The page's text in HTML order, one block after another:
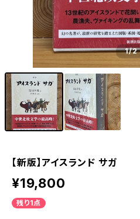
1/2
【新版】アイスランド サガ
¥19,800
残り1点